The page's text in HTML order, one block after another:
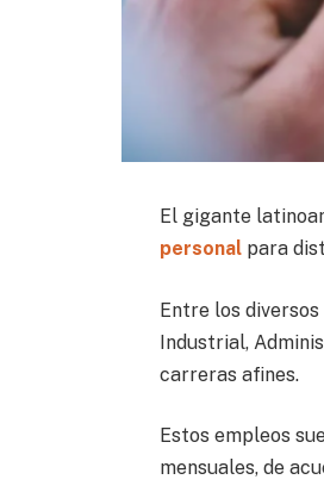
El gigante
personal para
Entre los
Industrial,
carreras afines.
Estos empleos
mensuales, de